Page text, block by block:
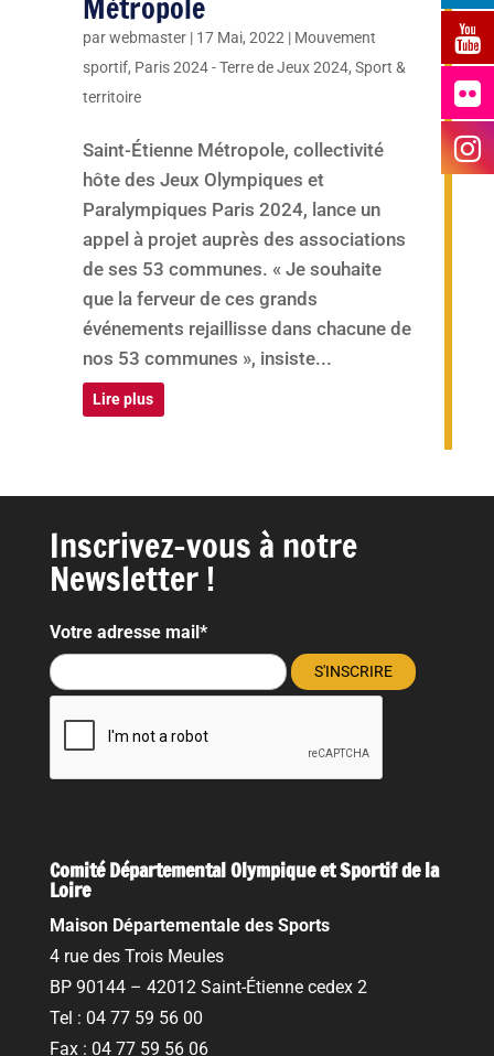
Métropole
parwebmaster| 17 Mai, 2022 | Mouvement
sportif, Paris 2024 - Terre de Jeux 2024, Sport &
territoire
Saint-Étienne Métropole, collectivité
hôte des Jeux Olympiques et
Paralympiques Paris 2024, lance un
appel à projet auprès des associations
de ses 53 communes. « Je souhaite
que la ferveur de ces grands
événements rejaillisse dans chacune de
nos 53 communes », insiste...
Lire plus
Inscrivez-vous à notre
Newsletter !
Votre adresse mail*
Comité Départemental Olympique et Sportif de la
Loire
Maison Départementale des Sports
4 rue des Trois Meules
BP 90144 – 42012 Saint-Étienne cedex 2
Tel : 04 77 59 56 00
Fax : 04 77 59 56 06